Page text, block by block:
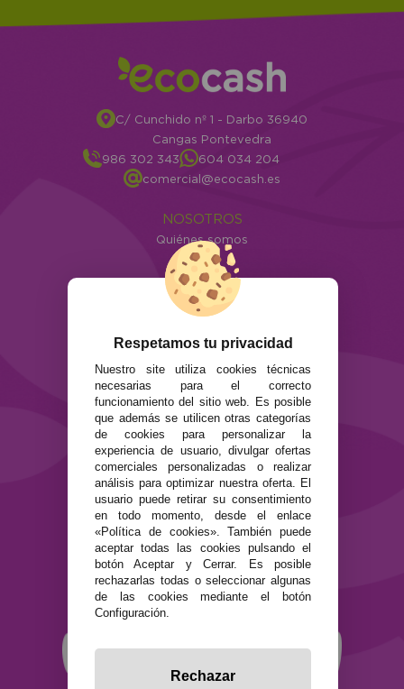
C/ Cunchido nº 1 - Darbo 36940
Cangas Pontevedra
986 302 343
604 034 204
comercial@ecocash.es
NOSOTROS
Quiénes somos
Info
ATENCIÓN AL CLIENTE
Envíos y devoluciones
Formas de pago
SEGURIDAD Y PRIVACIDAD
Términos y condiciones de uso
Política de privacidad
Política de cookies
Respetamos tu privacidad
Nuestro site utiliza cookies técnicas
necesarias para el correcto
funcionamiento del sitio web. Es posible
que además se utilicen otras categorías
de cookies para personalizar la
experiencia de usuario, divulgar ofertas
comerciales personalizadas o realizar
análisis para optimizar nuestra oferta. El
usuario puede retirar su consentimiento
en todo momento, desde el enlace
«Política de cookies». También puede
aceptar todas las cookies pulsando el
botón Aceptar y Cerrar. Es posible
rechazarlas todas o seleccionar algunas
de las cookies mediante el botón
Configuración.
Rechazar